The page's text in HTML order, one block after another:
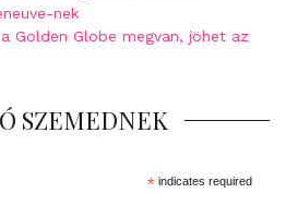
nek
Golden Globe megvan, jöhet az
SZEMEDNEK
*indicates required